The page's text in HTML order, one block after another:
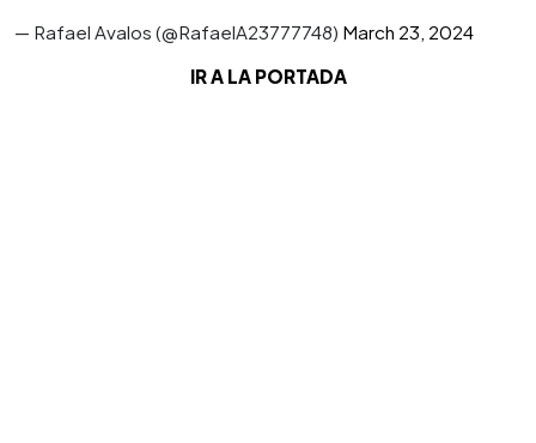
— Rafael Avalos (@RafaelA23777748) March 23, 2024
IR A LA PORTADA